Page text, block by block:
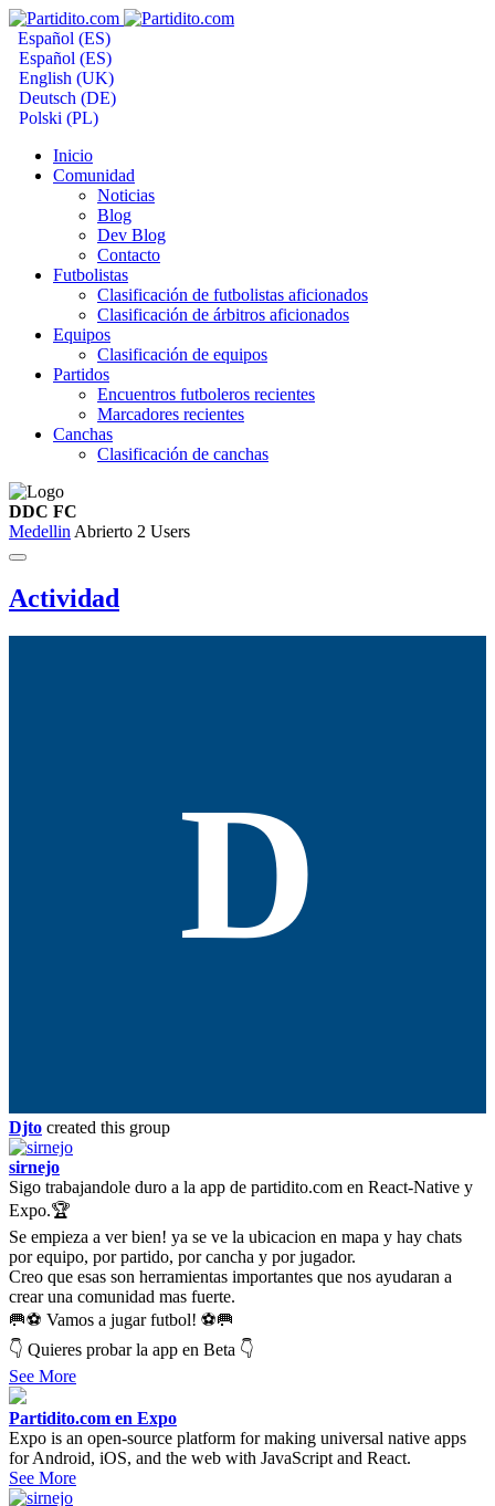
Español (ES)
Español (ES)
English (UK)
Deutsch (DE)
Polski (PL)
Inicio
Comunidad
Noticias
Blog
Dev Blog
Contacto
Futbolistas
Clasificación de futbolistas aficionados
Clasificación de árbitros aficionados
Equipos
Clasificación de equipos
Partidos
Encuentros futboleros recientes
Marcadores recientes
Canchas
Clasificación de canchas
DDC FC
Medellin Abrierto 2 Users
Actividad
D
Djto created this group
sirnejo
Sigo trabajandole duro a la app de partidito.com en React-Native y
Expo.🏆
Se empieza a ver bien! ya se ve la ubicacion en mapa y hay chats
por equipo, por partido, por cancha y por jugador.
Creo que esas son herramientas importantes que nos ayudaran a
crear una comunidad mas fuerte.
🥅⚽ Vamos a jugar futbol! ⚽🥅
👇 Quieres probar la app en Beta 👇
See More
Partidito.com en Expo
Expo is an open-source platform for making universal native apps
for Android, iOS, and the web with JavaScript and React.
See More